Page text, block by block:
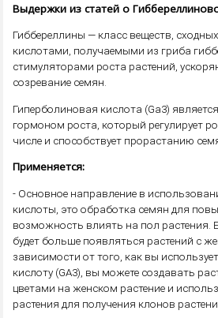
Выдержки из статей о
Гиббереллины — класс веществ,
кислотами, получаемыми из гриба
стимуляторами роста растений,
созревание семян.
Гиперболиновая кислота (Ga3)
гормоном роста, который регулирует
числе и способствует прорастанию
Применяется:
- Основное направление в
кислоты, это обработка семян для
возможность влиять на пол растения.
будет больше появляться растений с
зависимости от того, как вы
кислоту (GA3), вы можете создавать
цветами на женском растение и
растения для получения клонов